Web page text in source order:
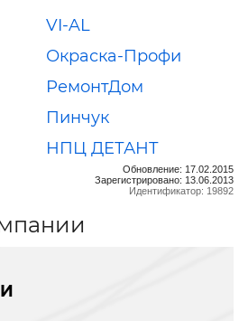
VI-AL
Окраска-Профи
РемонтДом
Пинчук
НПЦ ДЕТАНТ
Обновление: 17.02.2015
Зарегистрировано: 13.06.2013
Идентификатор: 19892